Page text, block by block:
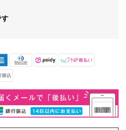
す